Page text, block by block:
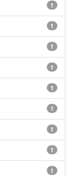
1
1
1
1
1
1
1
1
1